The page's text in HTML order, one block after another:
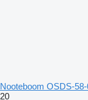
Nooteboom OSDS-
20